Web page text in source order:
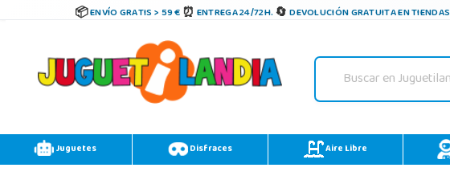
ENVÍO GRATIS > 59 € ENTREGA 24/72H. DEVOLUCIÓN GRATUITA EN TIENDAS
Juguetes Disfraces Aire Libre